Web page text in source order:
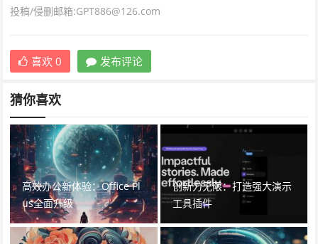
投稿/侵删邮箱:GPT886@126.com
喜欢 0 发布评论
猜你喜欢
高效办公新体验：Office Pl
us全面升级
创新力无限：打造强大演示
工具插件